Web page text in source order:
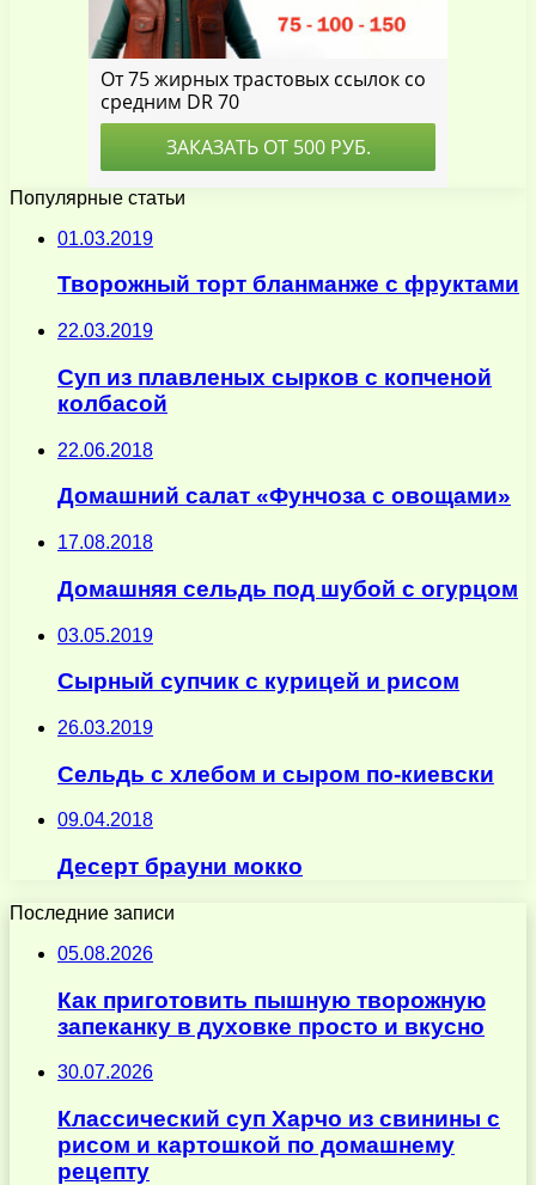
Популярные статьи
01.03.2019
Творожный торт бланманже с фруктами
22.03.2019
Суп из плавленых сырков с копченой
колбасой
22.06.2018
Домашний салат «Фунчоза с овощами»
17.08.2018
Домашняя сельдь под шубой с огурцом
03.05.2019
Сырный супчик с курицей и рисом
26.03.2019
Сельдь с хлебом и сыром по-киевски
09.04.2018
Десерт брауни мокко
Последние записи
05.08.2026
Как приготовить пышную творожную
запеканку в духовке просто и вкусно
30.07.2026
Классический суп Харчо из свинины с
рисом и картошкой по домашнему
рецепту